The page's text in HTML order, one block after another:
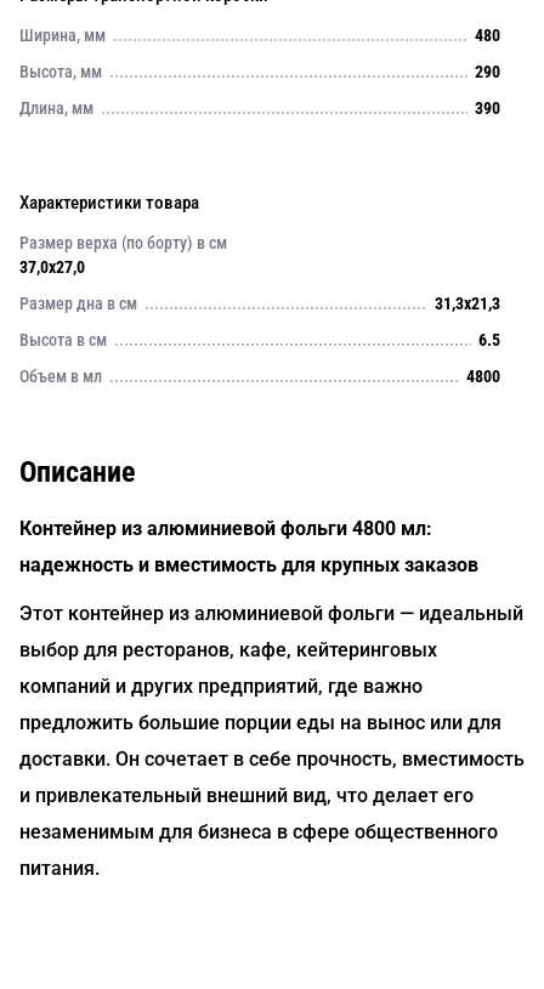
Ширина, мм
480
Высота, мм
290
Длина, мм
390
Характеристики товара
Размер верха (по борту) в см
37,0x27,0
Размер дна в см
31,3x21,3
Высота в см
6.5
Объем в мл
4800
Описание
Контейнер из алюминиевой фольги 4800 мл:
надежность и вместимость для крупных заказов
Этот контейнер из алюминиевой фольги — идеальный
выбор для ресторанов, кафе, кейтеринговых
компаний и других предприятий, где важно
предложить большие порции еды на вынос или для
доставки. Он сочетает в себе прочность, вместимость
и привлекательный внешний вид, что делает его
незаменимым для бизнеса в сфере общественного
питания.